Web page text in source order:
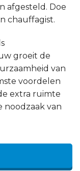
afgesteld. Doe
chauffagist.
groeit de
van
voordelen
extra ruimte
noodzaak van